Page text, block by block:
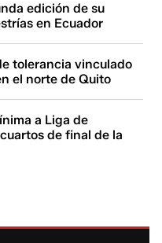
edición de su
en Ecuador
tolerancia vinculado
el norte de Quito
a Liga de
de final de la